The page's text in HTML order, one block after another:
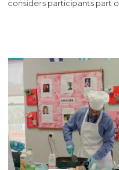
considers participants part